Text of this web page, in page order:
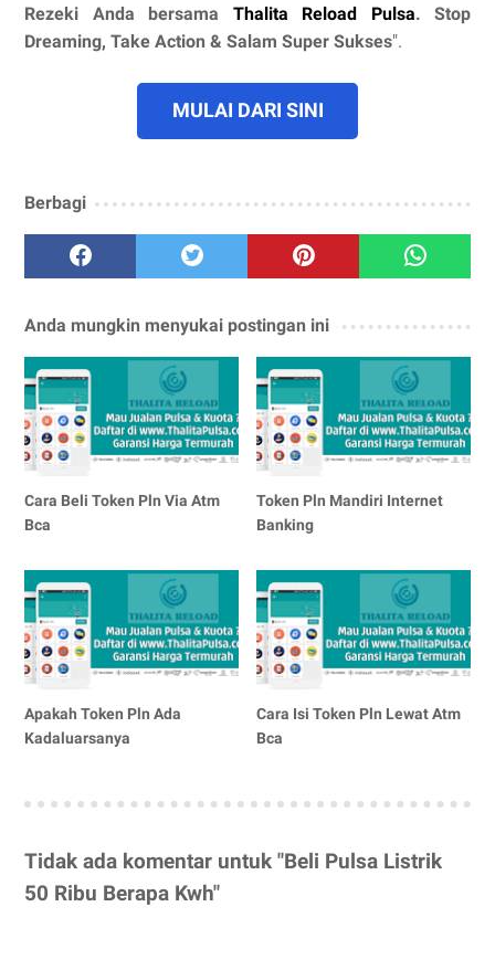
Rezeki Anda bersama Thalita Reload Pulsa. Stop
Dreaming, Take Action & Salam Super Sukses".
MULAI DARI SINI
Berbagi
Anda mungkin menyukai postingan ini
Cara Beli Token Pln Via Atm
Bca
Token Pln Mandiri Internet
Banking
Apakah Token Pln Ada
Kadaluarsanya
Cara Isi Token Pln Lewat Atm
Bca
Tidak ada komentar untuk "Beli Pulsa Listrik
50 Ribu Berapa Kwh"